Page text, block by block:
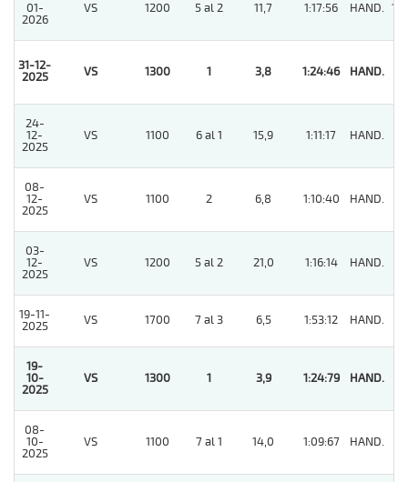
01-
2026
VS 1200 5 al 2 11,7 1:17:56 HAND. 10
31-12-
2025
VS 1300 1 3,8 1:24:46 HAND.
24-
12-
2025
VS 1100 6 al 1 15,9 1:11:17 HAND.
08-
12-
2025
VS 1100 2 6,8 1:10:40 HAND.
03-
12-
2025
VS 1200 5 al 2 21,0 1:16:14 HAND.
19-11-
2025
VS 1700 7 al 3 6,5 1:53:12 HAND.
19-
10-
2025
VS 1300 1 3,9 1:24:79 HAND.
08-
10-
2025
VS 1100 7 al 1 14,0 1:09:67 HAND.